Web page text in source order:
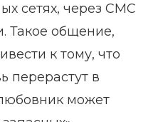
сетях, через СМС
Такое общение,
к тому, что
перерастут в
может